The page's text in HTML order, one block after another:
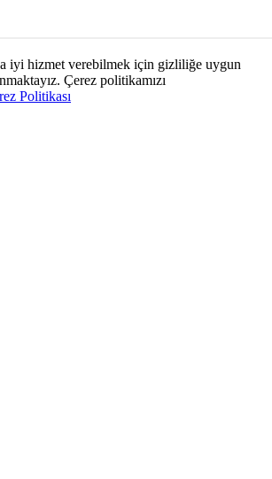
iyi hizmet verebilmek için gizliliğe uygun
Çerez politikamızı
Politikası